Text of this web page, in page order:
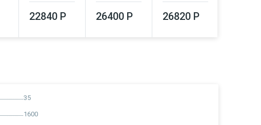
22840 Р 26400 Р 26820 Р
35
1600